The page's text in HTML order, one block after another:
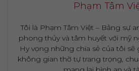
Phạm Tâm
Tôi là Phạm Tâm Việt – Bằng sự
phong thủy và tâm huyết với mỹ
Hy vọng những chia sẻ của tôi sẽ
không gian thờ tự trang trọng,